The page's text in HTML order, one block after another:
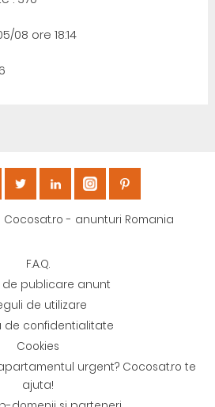
08 ore 18:14
Cocosat.ro - anunturi Romania
F.A.Q.
de publicare anunt
de utilizare
de confidentialitate
Cookies
urgent? Cocosat.ro te
ajuta!